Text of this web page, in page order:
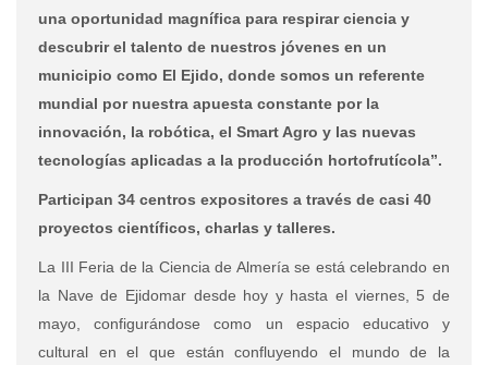
una oportunidad magnífica para respirar ciencia y
descubrir el talento de nuestros jóvenes en un
municipio como El Ejido, donde somos un referente
mundial por nuestra apuesta constante por la
innovación, la robótica, el Smart Agro y las nuevas
tecnologías aplicadas a la producción hortofrutícola”.
Participan 34 centros expositores a través de casi 40
proyectos científicos, charlas y talleres.
La III Feria de la Ciencia de Almería se está celebrando en
la Nave de Ejidomar desde hoy y hasta el viernes, 5 de
mayo, configurándose como un espacio educativo y
cultural en el que están confluyendo el mundo de la